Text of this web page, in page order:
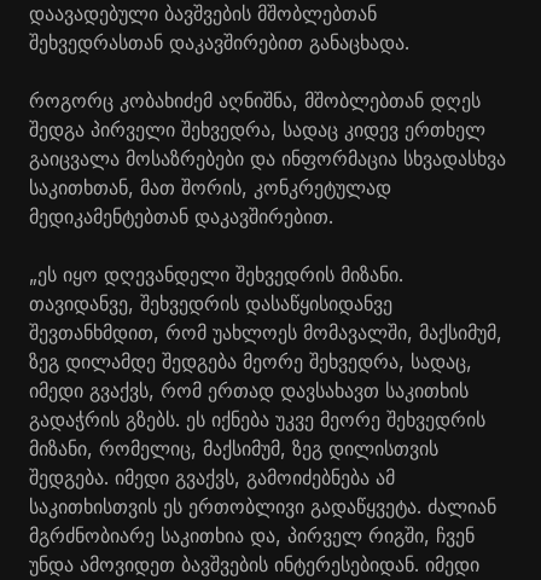
დაავადებული ბავშვების მშობლებთან
შეხვედრასთან დაკავშირებით განაცხადა.
როგორც კობახიძემ აღნიშნა, მშობლებთან დღეს
შედგა პირველი შეხვედრა, სადაც კიდევ ერთხელ
გაიცვალა მოსაზრებები და ინფორმაცია სხვადასხვა
საკითხთან, მათ შორის, კონკრეტულად
მედიკამენტებთან დაკავშირებით.
„ეს იყო დღევანდელი შეხვედრის მიზანი.
თავიდანვე, შეხვედრის დასაწყისიდანვე
შევთანხმდით, რომ უახლოეს მომავალში, მაქსიმუმ,
ზეგ დილამდე შედგება მეორე შეხვედრა, სადაც,
იმედი გვაქვს, რომ ერთად დავსახავთ საკითხის
გადაჭრის გზებს. ეს იქნება უკვე მეორე შეხვედრის
მიზანი, რომელიც, მაქსიმუმ, ზეგ დილისთვის
შედგება. იმედი გვაქვს, გამოიძებნება ამ
საკითხისთვის ეს ერთობლივი გადაწყვეტა. ძალიან
მგრძნობიარე საკითხია და, პირველ რიგში, ჩვენ
უნდა ამოვიდეთ ბავშვების ინტერესებიდან. იმედი